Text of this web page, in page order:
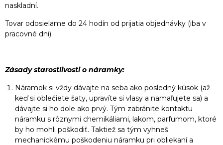
naskladní.
Tovar odosielame do 24 hodín od prijatia objednávky (iba v
pracovné dni).
Zásady starostlivosti o náramky:
Náramok si vždy dávajte na seba ako posledný kúsok (až
keď si oblečiete šaty, upravíte si vlasy a namaľujete sa) a
dávajte si ho dole ako prvý. Tým zabránite kontaktu
náramku s rôznymi chemikáliami, lakom, parfumom, ktoré
by ho mohli poškodiť. Taktiež sa tým vyhneš
mechanickému poškodeniu náramku pri obliekaní a